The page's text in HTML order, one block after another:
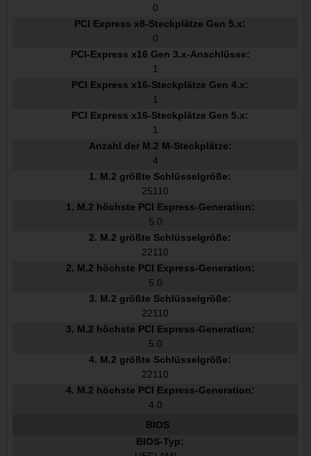
0
PCI Express x8-Steckplätze Gen 5.x:
0
PCI-Express x16 Gen 3.x-Anschlüsse:
1
PCI Express x16-Steckplätze Gen 4.x:
1
PCI Express x16-Steckplätze Gen 5.x:
1
Anzahl der M.2 M-Steckplätze:
4
1. M.2 größte Schlüsselgröße:
25110
1. M.2 höchste PCI Express-Generation:
5.0
2. M.2 größte Schlüsselgröße:
22110
2. M.2 höchste PCI Express-Generation:
5.0
3. M.2 größte Schlüsselgröße:
22110
3. M.2 höchste PCI Express-Generation:
5.0
4. M.2 größte Schlüsselgröße:
22110
4. M.2 höchste PCI Express-Generation:
4.0
BIOS
BIOS-Typ: